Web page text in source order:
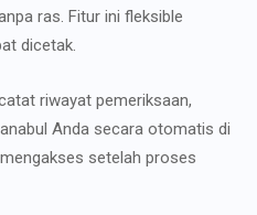
ras. Fitur ini fleksible
dicetak.
riwayat pemeriksaan,
Anda secara otomatis di
setelah proses